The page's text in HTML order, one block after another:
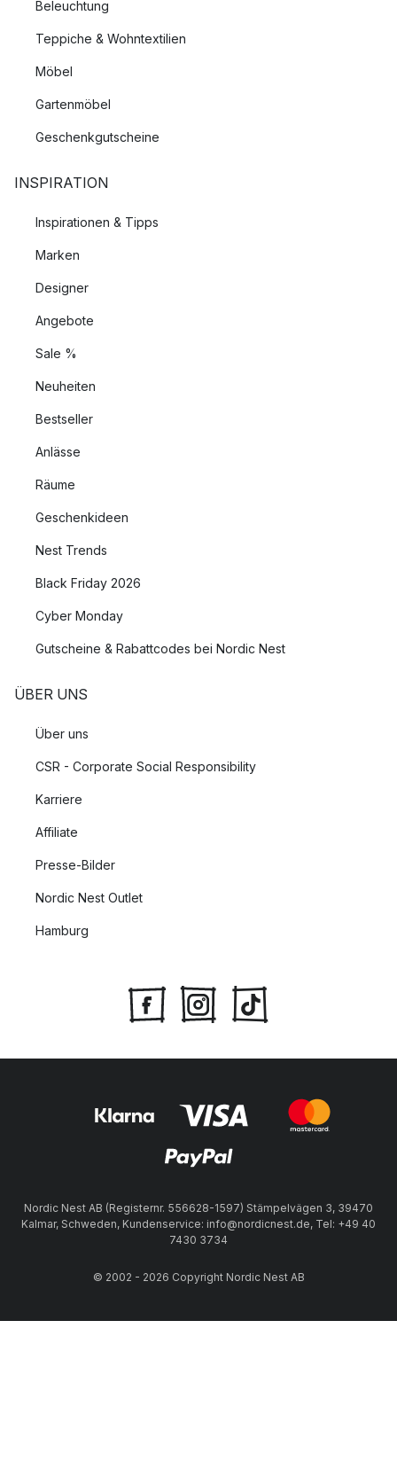
Beleuchtung
Teppiche & Wohntextilien
Möbel
Gartenmöbel
Geschenkgutscheine
INSPIRATION
Inspirationen & Tipps
Marken
Designer
Angebote
Sale %
Neuheiten
Bestseller
Anlässe
Räume
Geschenkideen
Nest Trends
Black Friday 2026
Cyber Monday
Gutscheine & Rabattcodes bei Nordic Nest
ÜBER UNS
Über uns
CSR - Corporate Social Responsibility
Karriere
Affiliate
Presse-Bilder
Nordic Nest Outlet
Hamburg
Nordic Nest AB (Registernr. 556628-1597) Stämpelvägen 3, 39470
Kalmar, Schweden, Kundenservice: info@nordicnest.de, Tel: +49 40
7430 3734
© 2002 - 2026 Copyright Nordic Nest AB